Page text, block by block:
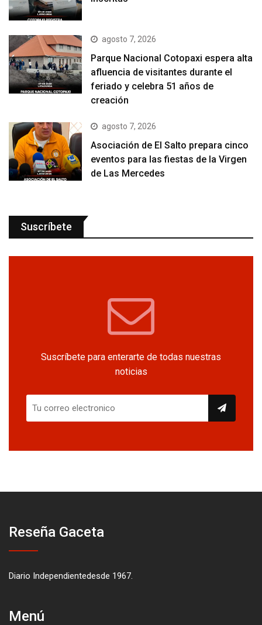
agosto 7, 2026
Parque Nacional Cotopaxi espera alta
afluencia de visitantes durante el
feriado y celebra 51 años de
creación
agosto 7, 2026
Asociación de El Salto prepara cinco
eventos para las fiestas de la Virgen
de Las Mercedes
Suscríbete
Suscríbete para enterarte de todas nuestras
noticias
Reseña Gaceta
Diario Independientedesde 1967.
Menú